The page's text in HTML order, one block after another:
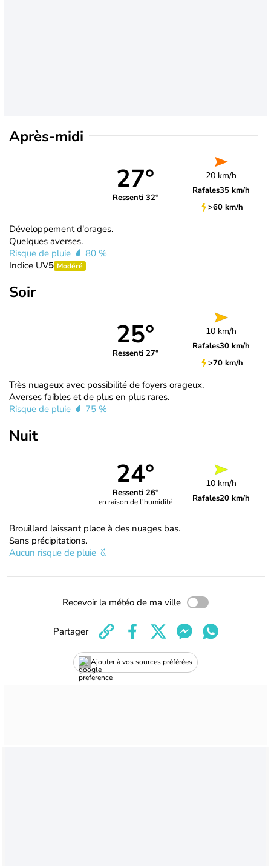
Après-midi
27°
Ressenti 32°
20 km/h
Rafales35 km/h
>60 km/h
Développement d'orages.
Quelques averses.
Risque de pluie
80 %
Indice UV5 Modéré
Soir
25°
Ressenti 27°
10 km/h
Rafales30 km/h
>70 km/h
Très nuageux avec possibilité de foyers orageux.
Averses faibles et de plus en plus rares.
Risque de pluie
75 %
Nuit
24°
Ressenti 26°
en raison de l'humidité
10 km/h
Rafales20 km/h
Brouillard laissant place à des nuages bas.
Sans précipitations.
Aucun risque de pluie
Recevoir la météo de ma ville
Ajouter à vos sources préférées
Partager